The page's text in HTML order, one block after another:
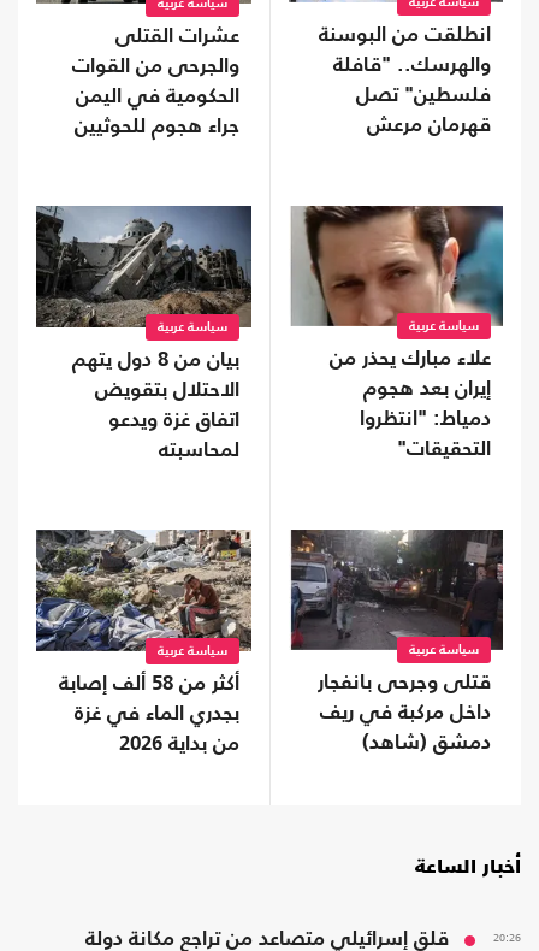
سياسة عربية
انطلقت من البوسنة
والهرسك.. "قافلة
فلسطين" تصل
قهرمان مرعش
سياسة عربية
عشرات القتلى
والجرحى من القوات
الحكومية في اليمن
جراء هجوم للحوثيين
سياسة عربية
علاء مبارك يحذر من
إيران بعد هجوم
دمياط: "انتظروا
التحقيقات"
سياسة عربية
بيان من 8 دول يتهم
الاحتلال بتقويض
اتفاق غزة ويدعو
لمحاسبته
سياسة عربية
قتلى وجرحى بانفجار
داخل مركبة في ريف
دمشق (شاهد)
سياسة عربية
أكثر من 58 ألف إصابة
بجدري الماء في غزة
من بداية 2026
أخبار الساعة
20:26
قلق إسرائيلي متصاعد من تراجع مكانة دولة